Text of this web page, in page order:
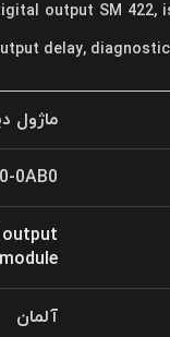
output SM 422,
delay,
ماژول
0AB0
module
آلمان